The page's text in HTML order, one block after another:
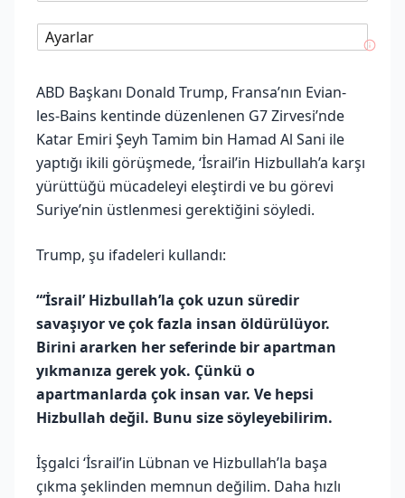
Ayarlar
ABD Başkanı Donald Trump, Fransa’nın Evian-
les-Bains kentinde düzenlenen G7 Zirvesi’nde
Katar Emiri Şeyh Tamim bin Hamad Al Sani ile
yaptığı ikili görüşmede, ‘İsrail’in Hizbullah’a karşı
yürüttüğü mücadeleyi eleştirdi ve bu görevi
Suriye’nin üstlenmesi gerektiğini söyledi.
Trump, şu ifadeleri kullandı:
“‘İsrail’ Hizbullah’la çok uzun süredir
savaşıyor ve çok fazla insan öldürülüyor.
Birini ararken her seferinde bir apartman
yıkmanıza gerek yok. Çünkü o
apartmanlarda çok insan var. Ve hepsi
Hizbullah değil. Bunu size söyleyebilirim.
İşgalci ‘İsrail’in Lübnan ve Hizbullah’la başa
çıkma şeklinden memnun değilim. Daha hızlı